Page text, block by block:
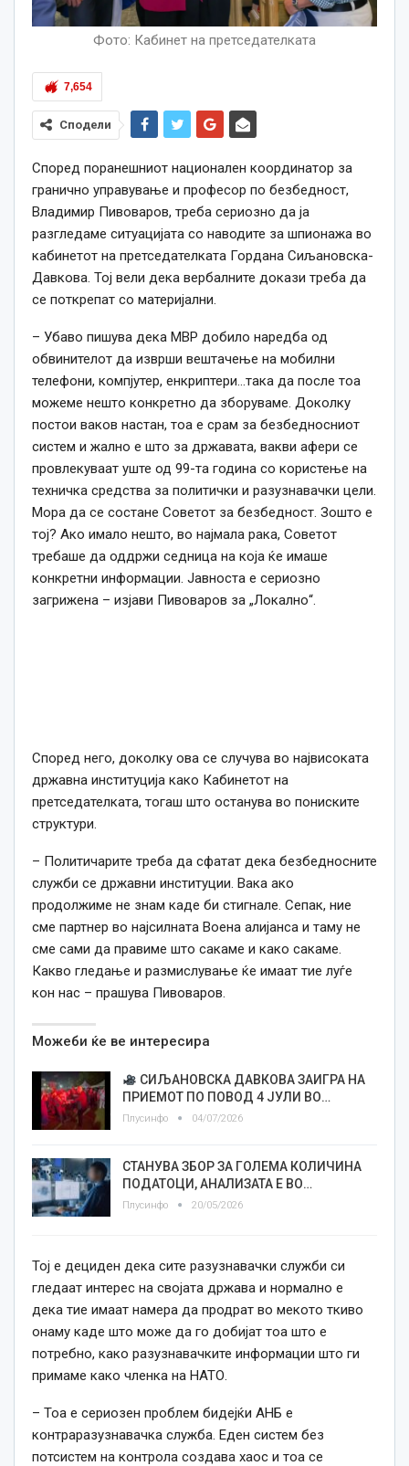
Фото: Кабинет на претседателката
7,654
Сподели
Според поранешниот национален координатор за
гранично управување и професор по безбедност,
Владимир Пивоваров, треба сериозно да ја
разгледаме ситуацијата со наводите за шпионажа во
кабинетот на претседателката Гордана Сиљановска-
Давкова. Тој вели дека вербалните докази треба да
се поткрепат со материјални.
– Убаво пишува дека МВР добило наредба од
обвинителот да изврши вештачење на мобилни
телефони, компјутер, енкриптери…така да после тоа
можеме нешто конкретно да зборуваме. Доколку
постои ваков настан, тоа е срам за безбедносниот
систем и жално е што за државата, вакви афери се
провлекуваат уште од 99-та година со користење на
техничка средства за политички и разузнавачки цели.
Мора да се состане Советот за безбедност. Зошто е
тој? Ако имало нешто, во најмала рака, Советот
требаше да оддржи седница на која ќе имаше
конкретни информации. Јавноста е сериозно
загрижена – изјави Пивоваров за „Локално“.
Според него, доколку ова се случува во највисоката
државна институција како Кабинетот на
претседателката, тогаш што останува во пониските
структури.
– Политичарите треба да сфатат дека безбедносните
служби се државни институции. Вака ако
продолжиме не знам каде би стигнале. Сепак, ние
сме партнер во најсилната Воена алијанса и таму не
сме сами да правиме што сакаме и како сакаме.
Какво гледање и размислување ќе имаат тие луѓе
кон нас – прашува Пивоваров.
Можеби ќе ве интересира
СИЉАНОВСКА ДАВКОВА ЗАИГРА НА
ПРИЕМОТ ПО ПОВОД 4 ЈУЛИ ВО…
Плусинфо 04/07/2026
СТАНУВА ЗБОР ЗА ГОЛЕМА КОЛИЧИНА
ПОДАТОЦИ, АНАЛИЗАТА Е ВО…
Плусинфо 20/05/2026
Тој е дециден дека сите разузнавачки служби си
гледаат интерес на својата држава и нормално е
дека тие имаат намера да продрат во мекото ткиво
онаму каде што може да го добијат тоа што е
потребно, како разузнавачките информации што ги
примаме како членка на НАТО.
– Тоа е сериозен проблем бидејќи АНБ е
контраразузнавачка служба. Еден систем без
потсистем на контрола создава хаос и тоа се